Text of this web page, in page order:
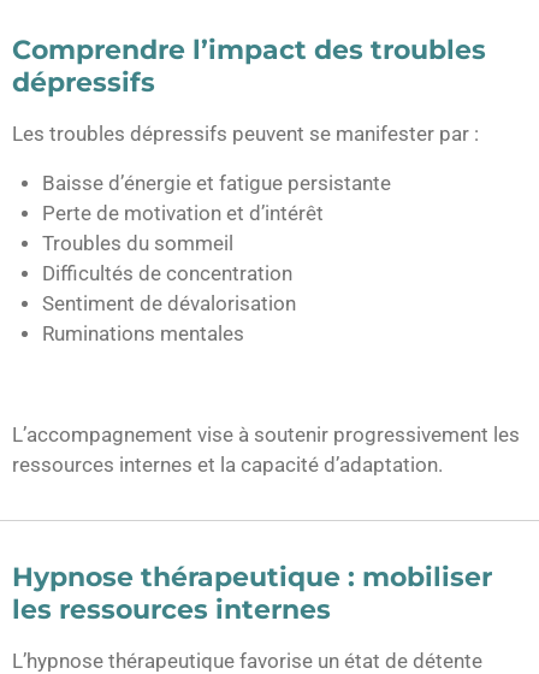
Comprendre l’impact des troubles
dépressifs
Les troubles dépressifs peuvent se manifester par :
Baisse d’énergie et fatigue persistante
Perte de motivation et d’intérêt
Troubles du sommeil
Difficultés de concentration
Sentiment de dévalorisation
Ruminations mentales
L’accompagnement vise à soutenir progressivement les
ressources internes et la capacité d’adaptation.
Hypnose thérapeutique : mobiliser
les ressources internes
L’hypnose thérapeutique favorise un état de détente